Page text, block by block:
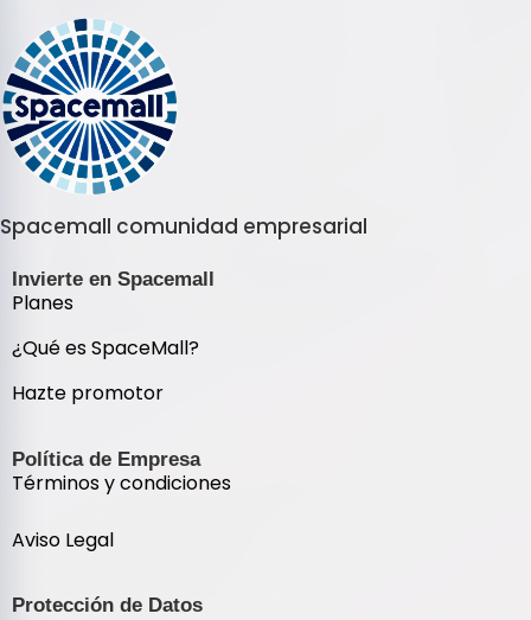
Spacemall comunidad empresarial
Invierte en Spacemall
Planes
¿Qué es SpaceMall?
Hazte promotor
Política de Empresa
Términos y condiciones
Aviso Legal
Protección de Datos